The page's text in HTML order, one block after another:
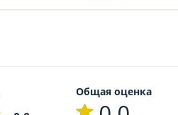
Общая оценка